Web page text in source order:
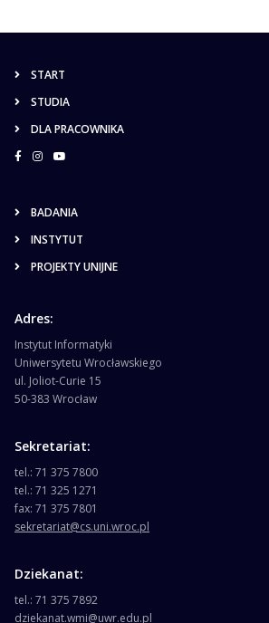
START
STUDIA
DLA PRACOWNIKA
BADANIA
INSTYTUT
PROJEKTY UNIJNE
Adres:
Instytut Informatyki
Uniwersytetu Wrocławskiego
ul. Joliot-Curie 15
50-383 Wrocław
Sekretariat:
tel.: 71 375 7800
tel.: 71 325 1271
fax: 71 375 7801
sekretariat@cs.uni.wroc.pl
Dziekanat:
tel.: 71 375 7892
dziekanat.wmi@uwr.edu.pl